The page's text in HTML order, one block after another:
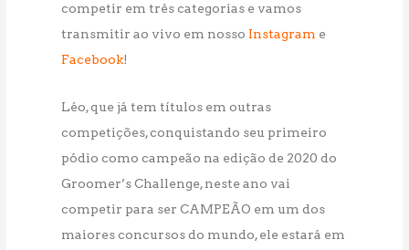
competir em três categorias e vamos
transmitir ao vivo em nosso Instagram e
Facebook!
Léo, que já tem títulos em outras
competições, conquistando seu primeiro
pódio como campeão na edição de 2020 do
Groomer’s Challenge, neste ano vai
competir para ser CAMPEÃO em um dos
maiores concursos do mundo, ele estará em